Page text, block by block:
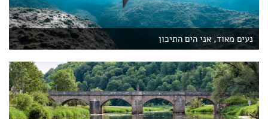
נעים מאוד, אני הים התיכון